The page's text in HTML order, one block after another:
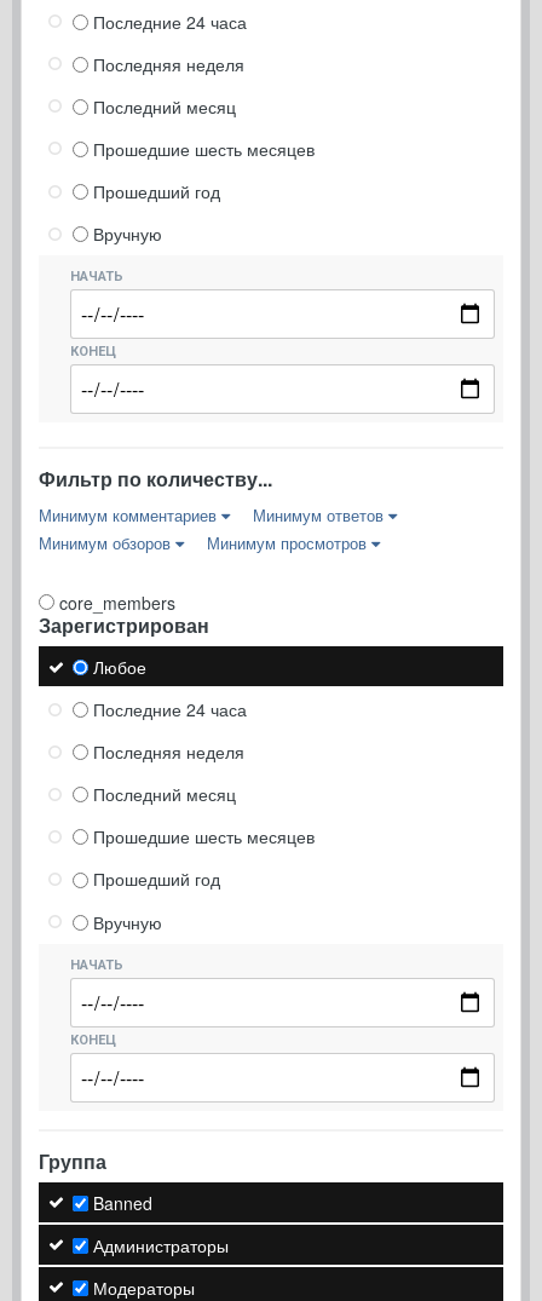
Последние 24 часа
Последняя неделя
Последний месяц
Прошедшие шесть месяцев
Прошедший год
Вручную
НАЧАТЬ
КОНЕЦ
Фильтр по количеству...
Минимум комментариев
Минимум ответов
Минимум обзоров
Минимум просмотров
core_members
Зарегистрирован
Любое
Последние 24 часа
Последняя неделя
Последний месяц
Прошедшие шесть месяцев
Прошедший год
Вручную
НАЧАТЬ
КОНЕЦ
Группа
Banned
Администраторы
Модераторы